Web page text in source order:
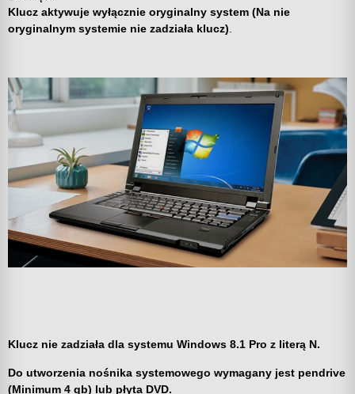
Klucz aktywuje wyłącznie oryginalny system (Na nie
oryginalnym systemie nie zadziała klucz)
Klucz nie zadziała dla systemu Windows 8.1 Pro z literą N.
Do utworzenia nośnika systemowego wymagany jest pendrive
(Minimum 4 gb) lub płyta DVD.